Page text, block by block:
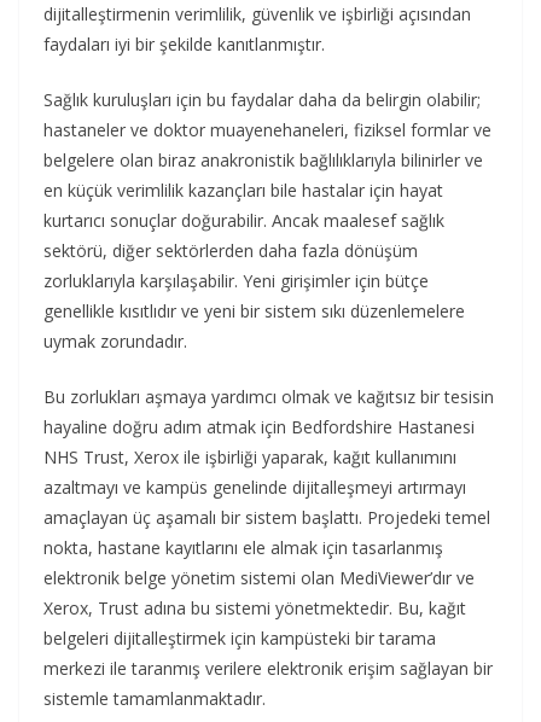
dijitalleştirmenin verimlilik, güvenlik ve işbirliği açısından
faydaları iyi bir şekilde kanıtlanmıştır.
Sağlık kuruluşları için bu faydalar daha da belirgin olabilir;
hastaneler ve doktor muayenehaneleri, fiziksel formlar ve
belgelere olan biraz anakronistik bağlılıklarıyla bilinirler ve
en küçük verimlilik kazançları bile hastalar için hayat
kurtarıcı sonuçlar doğurabilir. Ancak maalesef sağlık
sektörü, diğer sektörlerden daha fazla dönüşüm
zorluklarıyla karşılaşabilir. Yeni girişimler için bütçe
genellikle kısıtlıdır ve yeni bir sistem sıkı düzenlemelere
uymak zorundadır.
Bu zorlukları aşmaya yardımcı olmak ve kağıtsız bir tesisin
hayaline doğru adım atmak için Bedfordshire Hastanesi
NHS Trust, Xerox ile işbirliği yaparak, kağıt kullanımını
azaltmayı ve kampüs genelinde dijitalleşmeyi artırmayı
amaçlayan üç aşamalı bir sistem başlattı. Projedeki temel
nokta, hastane kayıtlarını ele almak için tasarlanmış
elektronik belge yönetim sistemi olan MediViewer’dır ve
Xerox, Trust adına bu sistemi yönetmektedir. Bu, kağıt
belgeleri dijitalleştirmek için kampüsteki bir tarama
merkezi ile taranmış verilere elektronik erişim sağlayan bir
sistemle tamamlanmaktadır.